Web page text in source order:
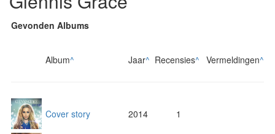
Gevonden Albums
Album^ Jaar^ Recensies^ Vermeldingen^
Cover story 2014 1